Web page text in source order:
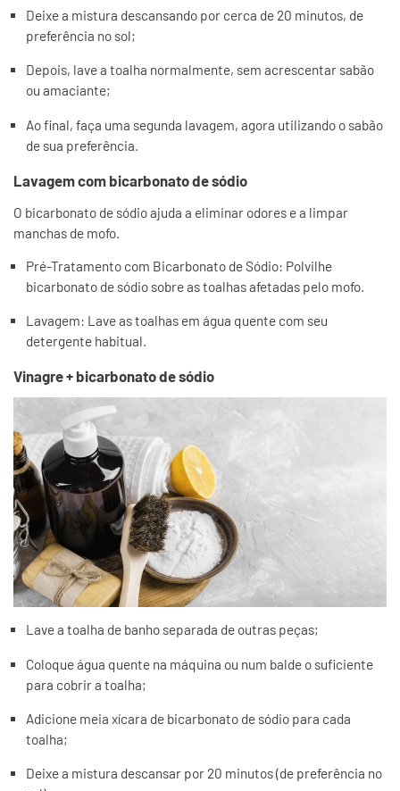
Deixe a mistura descansando por cerca de 20 minutos, de
preferência no sol;
Depois, lave a toalha normalmente, sem acrescentar sabão
ou amaciante;
Ao final, faça uma segunda lavagem, agora utilizando o sabão
de sua preferência.
Lavagem com bicarbonato de sódio
O bicarbonato de sódio ajuda a eliminar odores e a limpar
manchas de mofo.
Pré-Tratamento com Bicarbonato de Sódio: Polvilhe
bicarbonato de sódio sobre as toalhas afetadas pelo mofo.
Lavagem: Lave as toalhas em água quente com seu
detergente habitual.
Vinagre + bicarbonato de sódio
Lave a toalha de banho separada de outras peças;
Coloque água quente na máquina ou num balde o suficiente
para cobrir a toalha;
Adicione meia xícara de bicarbonato de sódio para cada
toalha;
Deixe a mistura descansar por 20 minutos (de preferência no